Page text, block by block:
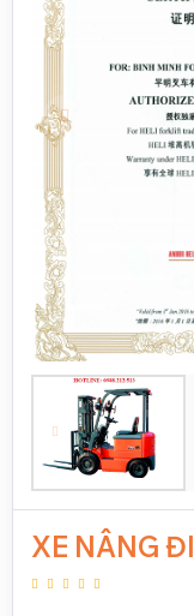
XE NÂNG